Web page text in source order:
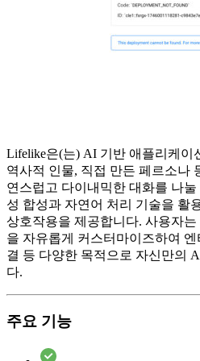
Lifelike은(는) AI 기반 애플리케이
역사적 인물, 직접 만든 페르소나
연스럽고 다이내믹한 대화를 나
성 합성과 자연어 처리 기술을 활
상호작용을 제공합니다. 사용자
을 자유롭게 커스터마이즈하여
결 등 다양한 목적으로 자신만의
다.
주요 기능